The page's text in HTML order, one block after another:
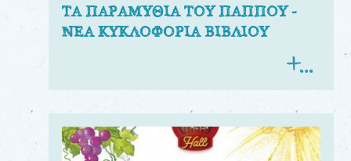
ΤΑ ΠΑΡΑΜΥΘΙΑ ΤΟΥ ΠΑΠΠΟΥ -
ΝΕΑ ΚΥΚΛΟΦΟΡΙΑ ΒΙΒΛΙΟΥ